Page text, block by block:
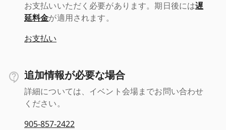
お支払いいただく必要があります。期日後には遅
延料金が適用されます。
お支払い
追加情報が必要な場合
詳細については、イベント会場までお問い合わせ
ください。
905-857-2422